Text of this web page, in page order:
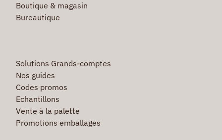
Boutique & magasin
Bureautique
Solutions Grands-comptes
Nos guides
Codes promos
Echantillons
Vente à la palette
Promotions emballages